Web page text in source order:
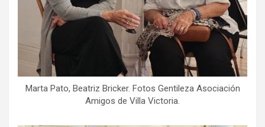
Marta Pato, Beatriz Bricker. Fotos Gentileza Asociación
Amigos de Villa Victoria.